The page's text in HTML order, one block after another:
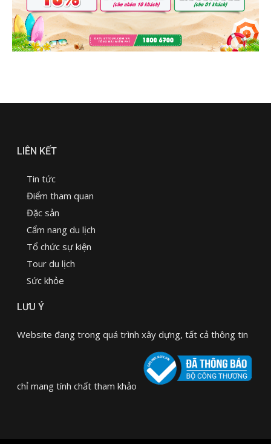
LIÊN KẾT
Tin tức
Điểm tham quan
Đặc sản
Cẩm nang du lịch
Tổ chức sự kiện
Tour du lịch
Sức khỏe
LƯU Ý
Website đang trong quá trình xây dựng, tất cả thông tin
chỉ mang tính chất tham khảo